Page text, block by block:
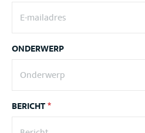
ONDERWERP
BERICHT*